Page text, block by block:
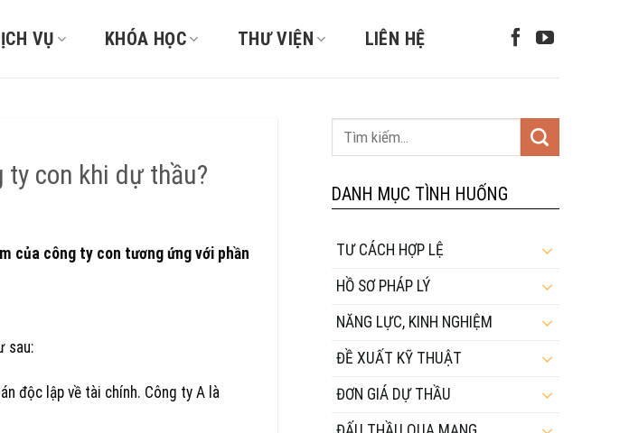
VỤ KHÓA HỌC THƯ VIỆN LIÊN HỆ
ty con khi dự thầu?
của công ty con tương ứng với phần
sau:
độc lập về tài chính. Công ty A là
DANH MỤC TÌNH HUỐNG
TƯ CÁCH HỢP LỆ
HỒ SƠ PHÁP LÝ
NĂNG LỰC, KINH NGHIỆM
ĐỀ XUẤT KỸ THUẬT
ĐƠN GIÁ DỰ THẦU